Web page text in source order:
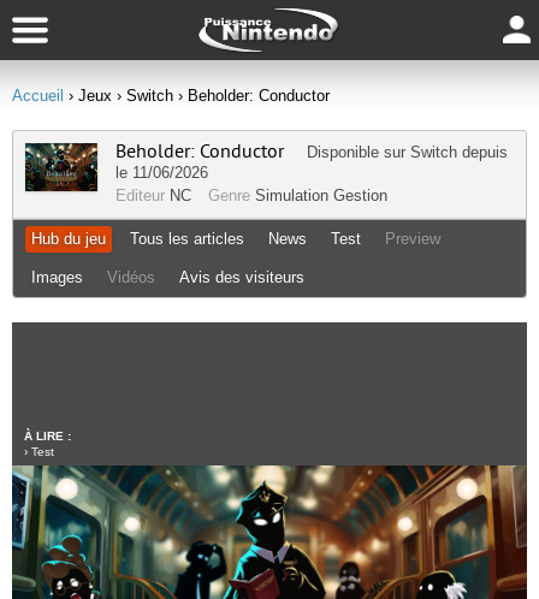
Accueil › Jeux › Switch › Beholder: Conductor
Beholder: Conductor Disponible sur Switch depuis
le 11/06/2026
Editeur NC Genre Simulation Gestion
Hub du jeu Tous les articles News Test Preview
Images Vidéos Avis des visiteurs
À LIRE :
› Test